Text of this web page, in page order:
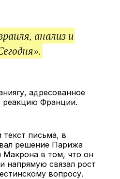
анализ и
адресованное
реакцию Франции.
письма, в
решение Парижа
Макрона в том, что он
напрямую связал рост
вопросу.